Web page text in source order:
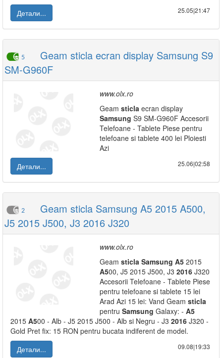
Детали...
25.05|21:47
5
Geam sticla ecran display Samsung S9
SM-G960F
www.olx.ro
Geam sticla ecran display
Samsung S9 SM-G960F Accesorii
Telefoane - Tablete Piese pentru
telefoane si tablete 400 lei Ploiesti
Azi
Детали...
25.06|02:58
2
Geam sticla Samsung A5 2015 A500,
J5 2015 J500, J3 2016 J320
www.olx.ro
Geam sticla Samsung A5 2015
A500, J5 2015 J500, J3 2016 J320
Accesorii Telefoane - Tablete Piese
pentru telefoane si tablete 15 lei
Arad Azi 15 lei: Vand Geam sticla
pentru Samsung Galaxy: - A5
2015 A500 - Alb - J5 2015 J500 - Alb si Negru - J3 2016 J320 -
Gold Pret fix: 15 RON pentru bucata indiferent de model.
Детали...
09.08|19:33